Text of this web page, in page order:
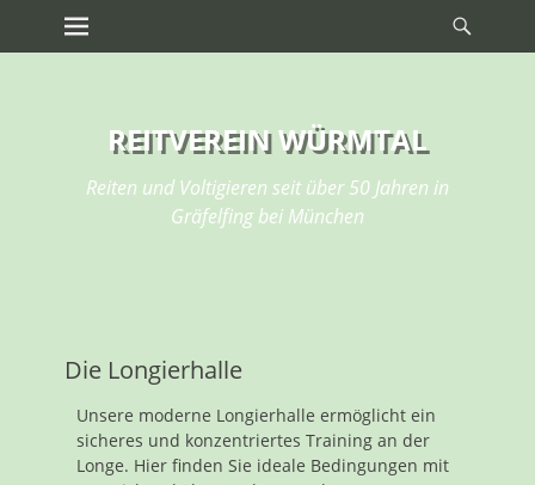
Erstes Menü
REITVEREIN WÜRMTAL
Reiten und Voltigieren seit über 50 Jahren in
Gräfelfing bei München
Die Longierhalle
Unsere moderne Longierhalle ermöglicht ein
sicheres und konzentriertes Training an der
Longe. Hier finden Sie ideale Bedingungen mit